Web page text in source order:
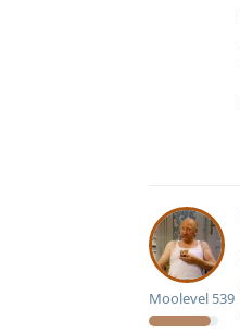
Moolevel 539